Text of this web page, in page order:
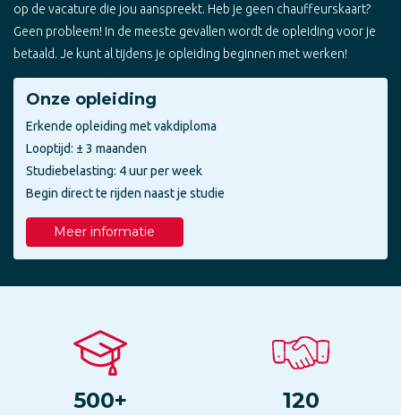
op de vacature die jou aanspreekt. Heb je geen chauffeurskaart?
Geen probleem! In de meeste gevallen wordt de opleiding voor je
betaald. Je kunt al tijdens je opleiding beginnen met werken!
Onze opleiding
Erkende opleiding met vakdiploma
Looptijd: ± 3 maanden
Studiebelasting: 4 uur per week
Begin direct te rijden naast je studie
Meer informatie
500+ 120